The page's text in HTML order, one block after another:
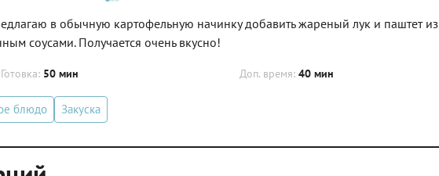
в обычную картофельную начинку добавить жареный лук и паштет из
соусами. Получается очень вкусно!
Готовка: 50 мин Доп. время:40 мин
блюдо Закуска